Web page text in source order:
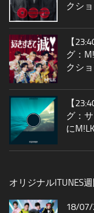
クシ
【
グ：
クシ
【
グ：
に
オリジナルITUNES
18/